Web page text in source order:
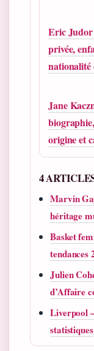
Eric
privée,
nationalité
Jane
origine et
4
Marvin
héritage
Basket
tendances
Julien
d’Affaire
Liverpool
statistiques